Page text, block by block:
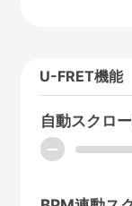
U-FRET機能
自動スクロ
ー